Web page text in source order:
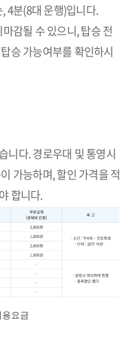
4분(8대 운행)입니다.
감될 수 있으니, 탑승 전
승 가능여부를 확인하시
니다. 경로우대 및 통영시
가능하며, 할인 가격을 적
합니다.
요금